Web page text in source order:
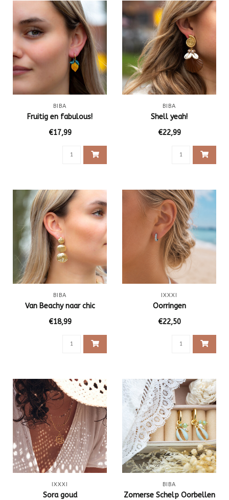
BIBA
Fruitig en fabulous!
€17,99
BIBA
Shell yeah!
€22,99
BIBA
Van Beachy naar chic
€18,99
IXXXI
Oorringen
€22,50
IXXXI
Sora goud
BIBA
Zomerse Schelp Oorbellen